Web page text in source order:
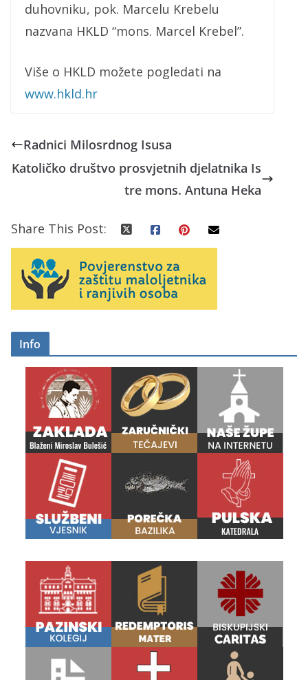
duhovniku, pok. Marcelu Krebelu
nazvana HKLD “mons. Marcel Krebel”.
Više o HKLD možete pogledati na
www.hkld.hr
Radnici Milosrdnog Isusa
Katoličko društvo prosvjetnih djelatnika Is
tre mons. Antuna Heka
Share This Post:
Info